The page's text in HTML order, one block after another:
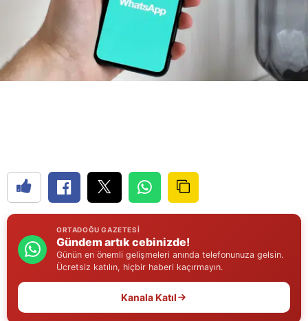
Çorum
Denizli
Diyarbakır
Erzurum
Eskişehir
Gaziantep
Giresun
Gümüşhane
ORTADOĞU GAZETESI
Gündem artık cebinizde!
Günün en önemli gelişmeleri anında telefonunuza gelsin.
Ücretsiz katılın, hiçbir haberi kaçırmayın.
Kanala Katıl